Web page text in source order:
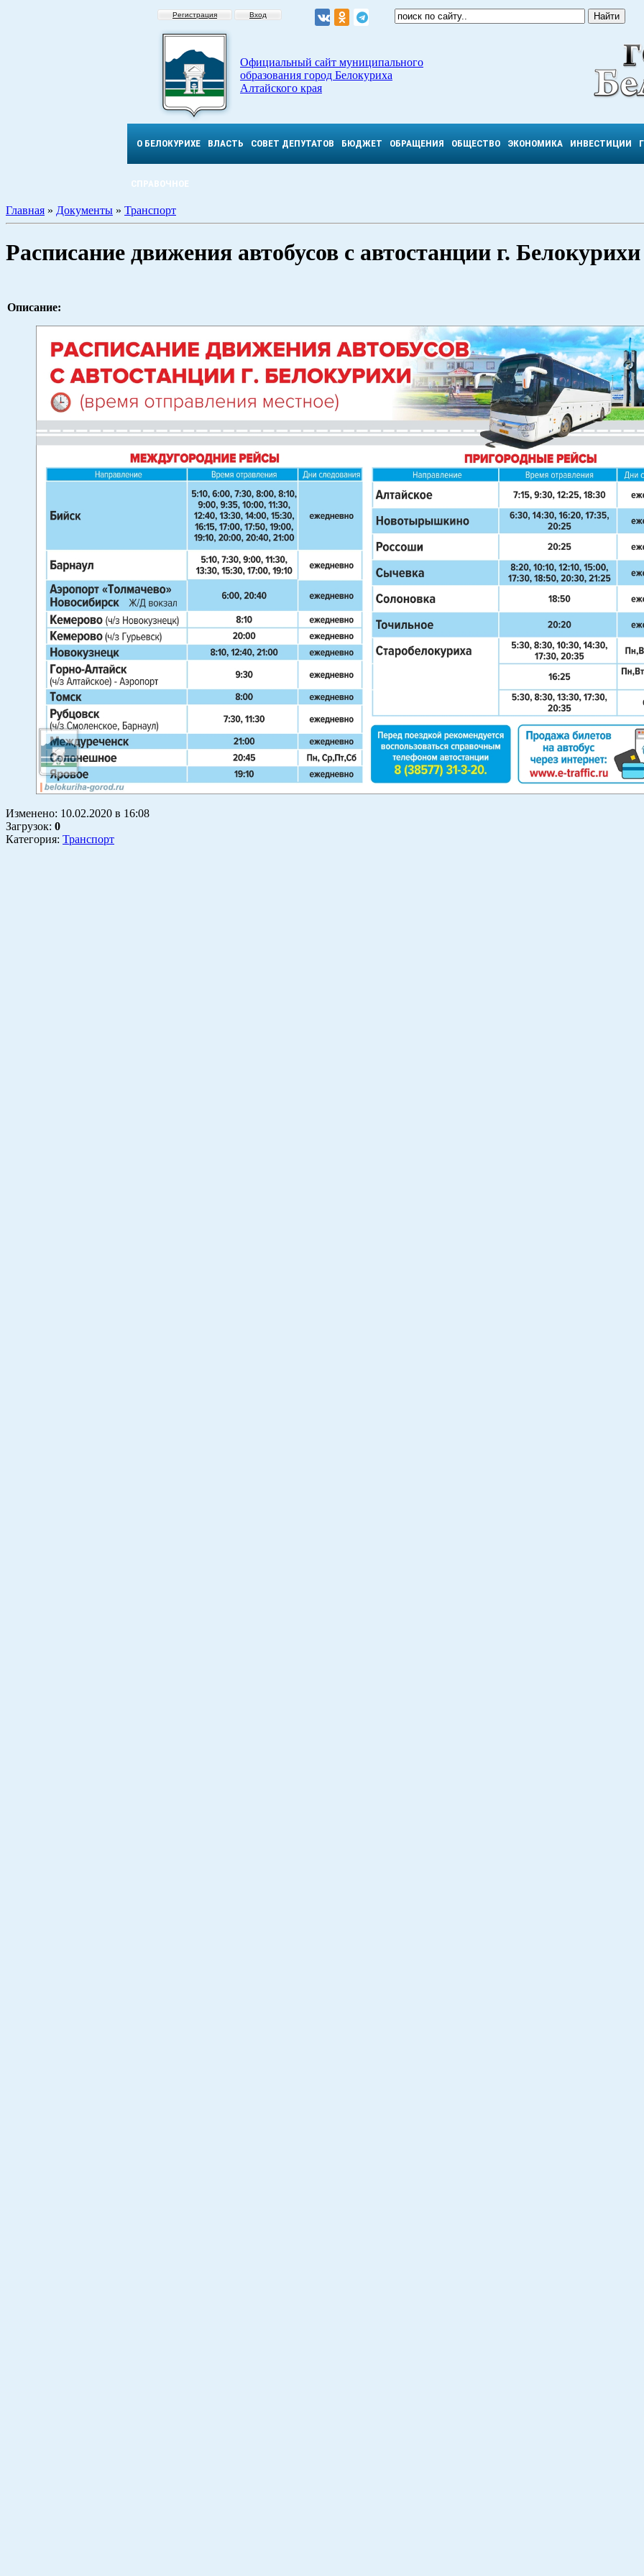
Регистрация Вход
Официальный сайт муниципального
образования город Белокуриха
Алтайского края
О БЕЛОКУРИХЕ ВЛАСТЬ СОВЕТ ДЕПУТАТОВ БЮДЖЕТ ОБРАЩЕНИЯ ОБЩЕСТВО ЭКОНОМИКА ИНВЕСТИЦИИ
СПРАВОЧНОЕ
Главная » Документы » Транспорт
Расписание движения автобусов с автостанции г. Белокурихи
Описание:
Изменено: 10.02.2020 в 16:08
Загрузок: 0
Категория: Транспорт